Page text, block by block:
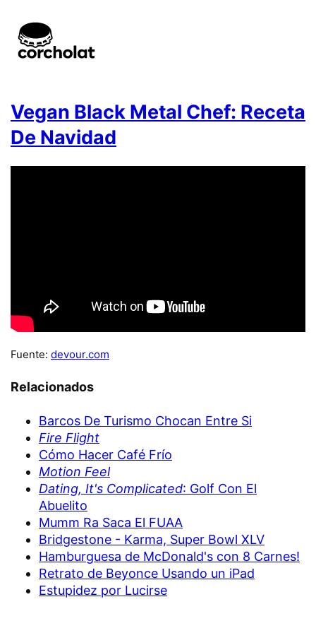
Vegan Black Metal Chef: Receta
De Navidad
Fuente: devour.com
Relacionados
Barcos De Turismo Chocan Entre Si
Fire Flight
Cómo Hacer Café Frío
Motion Feel
Dating, It's Complicated: Golf Con El
Abuelito
Mumm Ra Saca El FUAA
Bridgestone - Karma, Super Bowl XLV
Hamburguesa de McDonald's con 8 Carnes!
Retrato de Beyonce Usando un iPad
Estupidez por Lucirse